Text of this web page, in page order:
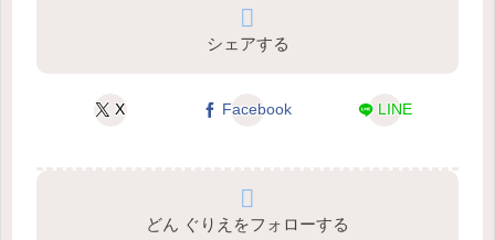
シェアする
X Facebook LINE
どん ぐりえをフォローする